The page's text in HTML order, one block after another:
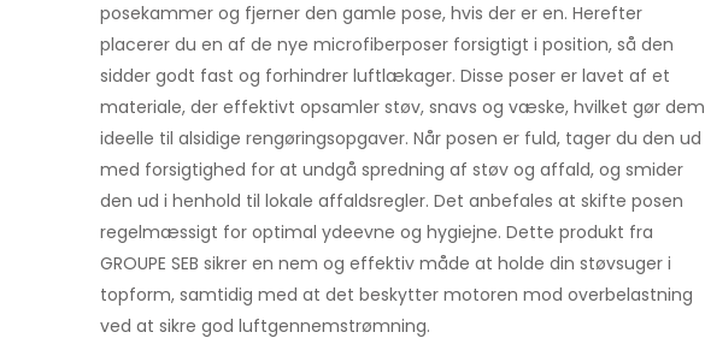
posekammer og fjerner den gamle pose, hvis der er en. Herefter
placerer du en af de nye microfiberposer forsigtigt i position, så den
sidder godt fast og forhindrer luftlækager. Disse poser er lavet af et
materiale, der effektivt opsamler støv, snavs og væske, hvilket gør dem
ideelle til alsidige rengøringsopgaver. Når posen er fuld, tager du den ud
med forsigtighed for at undgå spredning af støv og affald, og smider
den ud i henhold til lokale affaldsregler. Det anbefales at skifte posen
regelmæssigt for optimal ydeevne og hygiejne. Dette produkt fra
GROUPE SEB sikrer en nem og effektiv måde at holde din støvsuger i
topform, samtidig med at det beskytter motoren mod overbelastning
ved at sikre god luftgennemstrømning.